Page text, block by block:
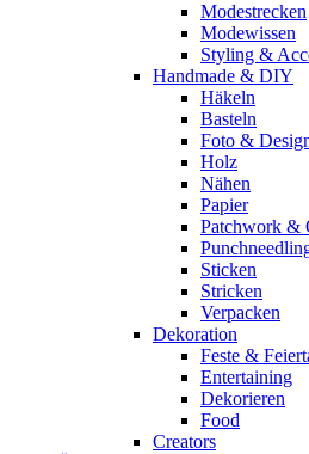
Modestrecken
Modewissen
Styling &
Handmade & DIY
Häkeln
Basteln
Foto &
Holz
Nähen
Papier
Patchwork &
Sticken
Stricken
Verpacken
Dekoration
Feste &
Entertaining
Dekorieren
Food
Creators